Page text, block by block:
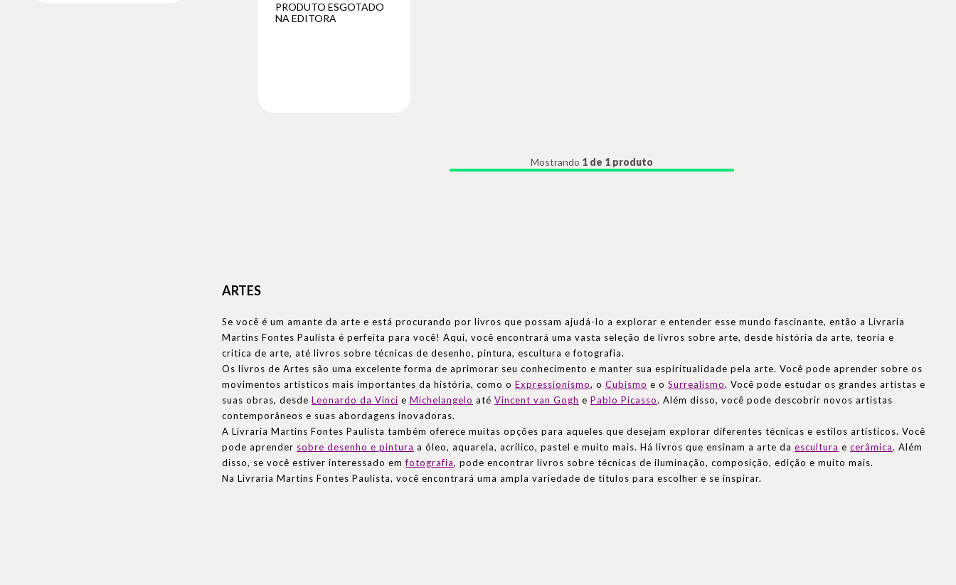
PRODUTO ESGOTADO
NA EDITORA
Mostrando 1 de 1 produto
ARTES
Se você é um amante da arte e está procurando por livros que possam ajudá-lo a explorar e entender esse mundo fascinante, então a Livraria
Martins Fontes Paulista é perfeita para você! Aqui, você encontrará uma vasta seleção de livros sobre arte, desde história da arte, teoria e
crítica de arte, até livros sobre técnicas de desenho, pintura, escultura e fotografia.
Os livros de Artes são uma excelente forma de aprimorar seu conhecimento e manter sua espiritualidade pela arte. Você pode aprender sobre os
movimentos artísticos mais importantes da história, como o Expressionismo, o Cubismo e o Surrealismo. Você pode estudar os grandes artistas e
suas obras, desde Leonardo da Vinci e Michelangelo até Vincent van Gogh e Pablo Picasso. Além disso, você pode descobrir novos artistas
contemporâneos e suas abordagens inovadoras.
A Livraria Martins Fontes Paulista também oferece muitas opções para aqueles que desejam explorar diferentes técnicas e estilos artísticos. Você
pode aprender sobre desenho e pintura a óleo, aquarela, acrílico, pastel e muito mais. Há livros que ensinam a arte da escultura e cerâmica. Além
disso, se você estiver interessado emfotografia, pode encontrar livros sobre técnicas de iluminação, composição, edição e muito mais.
Na Livraria Martins Fontes Paulista, você encontrará uma ampla variedade de títulos para escolher e se inspirar.